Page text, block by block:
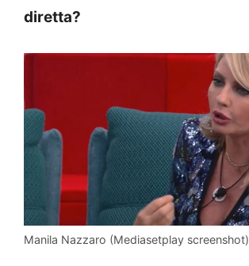
diretta?
Manila Nazzaro (Mediasetplay screenshot)